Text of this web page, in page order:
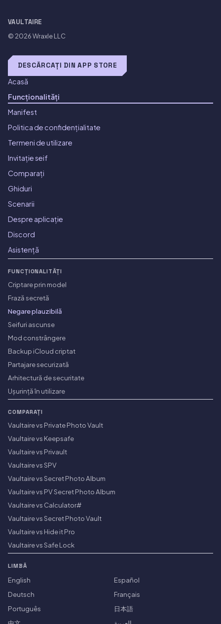
VAULTAIRE
© 2026Wraxle LLC
DESCĂRCAȚI DIN APP STORE
Acasă
Funcționalități
Manifest
Politica de confidențialitate
Termeni de utilizare
Invitație seif
Comparați
Ghiduri
Scenarii
Despre aplicație
Discord
Asistență
FUNCȚIONALITĂȚI
Criptare prin model
Frază secretă
Negare plauzibilă
Seifuri ascunse
Mod constrângere
Backup iCloud criptat
Partajare securizată
Arhitectură de securitate
Ușurință în utilizare
COMPARAȚI
Vaultaire vs Private Photo Vault
Vaultaire vs Keepsafe
Vaultaire vs Privault
Vaultaire vs SPV
Vaultaire vs Secret Photo Album
Vaultaire vs PV Secret Photo Album
Vaultaire vs Calculator#
Vaultaire vs Secret Photo Vault
Vaultaire vs Hide it Pro
Vaultaire vs Safe Lock
LIMBĂ
English
Español
Deutsch
Français
Português
日本語